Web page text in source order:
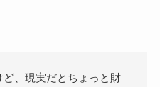
ど、現実だとちょっと財